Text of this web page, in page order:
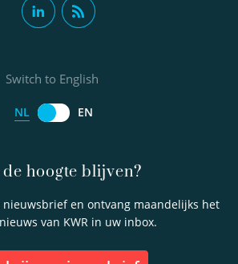
hoogte blijven?
en ontvang maandelijks het
van KWR in uw inbox.
Switch to English
NL EN